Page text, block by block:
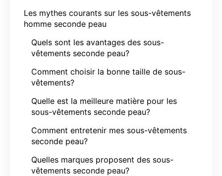
Les mythes courants sur les sous-vêtements
homme seconde peau
Quels sont les avantages des sous-
vêtements seconde peau?
Comment choisir la bonne taille de sous-
vêtements?
Quelle est la meilleure matière pour les
sous-vêtements seconde peau?
Comment entretenir mes sous-vêtements
seconde peau?
Quelles marques proposent des sous-
vêtements seconde peau?